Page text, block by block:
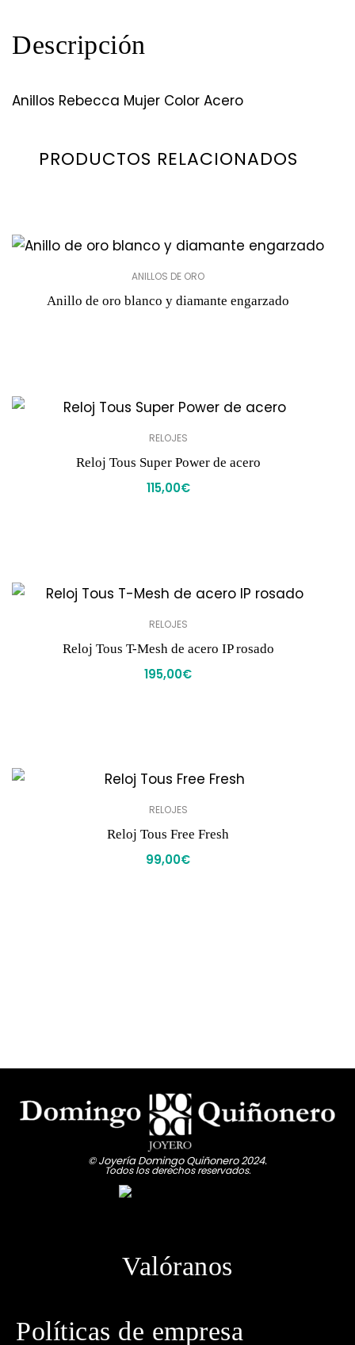
Descripción
Anillos Rebecca Mujer Color Acero
PRODUCTOS RELACIONADOS
ANILLOS DE ORO
Anillo de oro blanco y diamante engarzado
RELOJES
Reloj Tous Super Power de acero
115,00€
RELOJES
Reloj Tous T-Mesh de acero IP rosado
195,00€
RELOJES
Reloj Tous Free Fresh
99,00€
© Joyería Domingo Quiñonero 2024.
Todos los derechos reservados.
Valóranos
Políticas de empresa